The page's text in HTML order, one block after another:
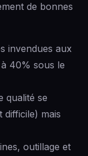
de bonnes
invendues aux
40% sous le
qualité se
mais
outillage et